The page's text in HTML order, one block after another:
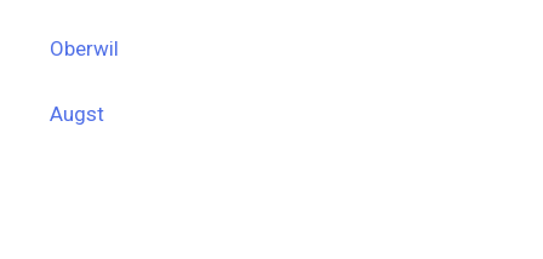
Oberwil
Augst